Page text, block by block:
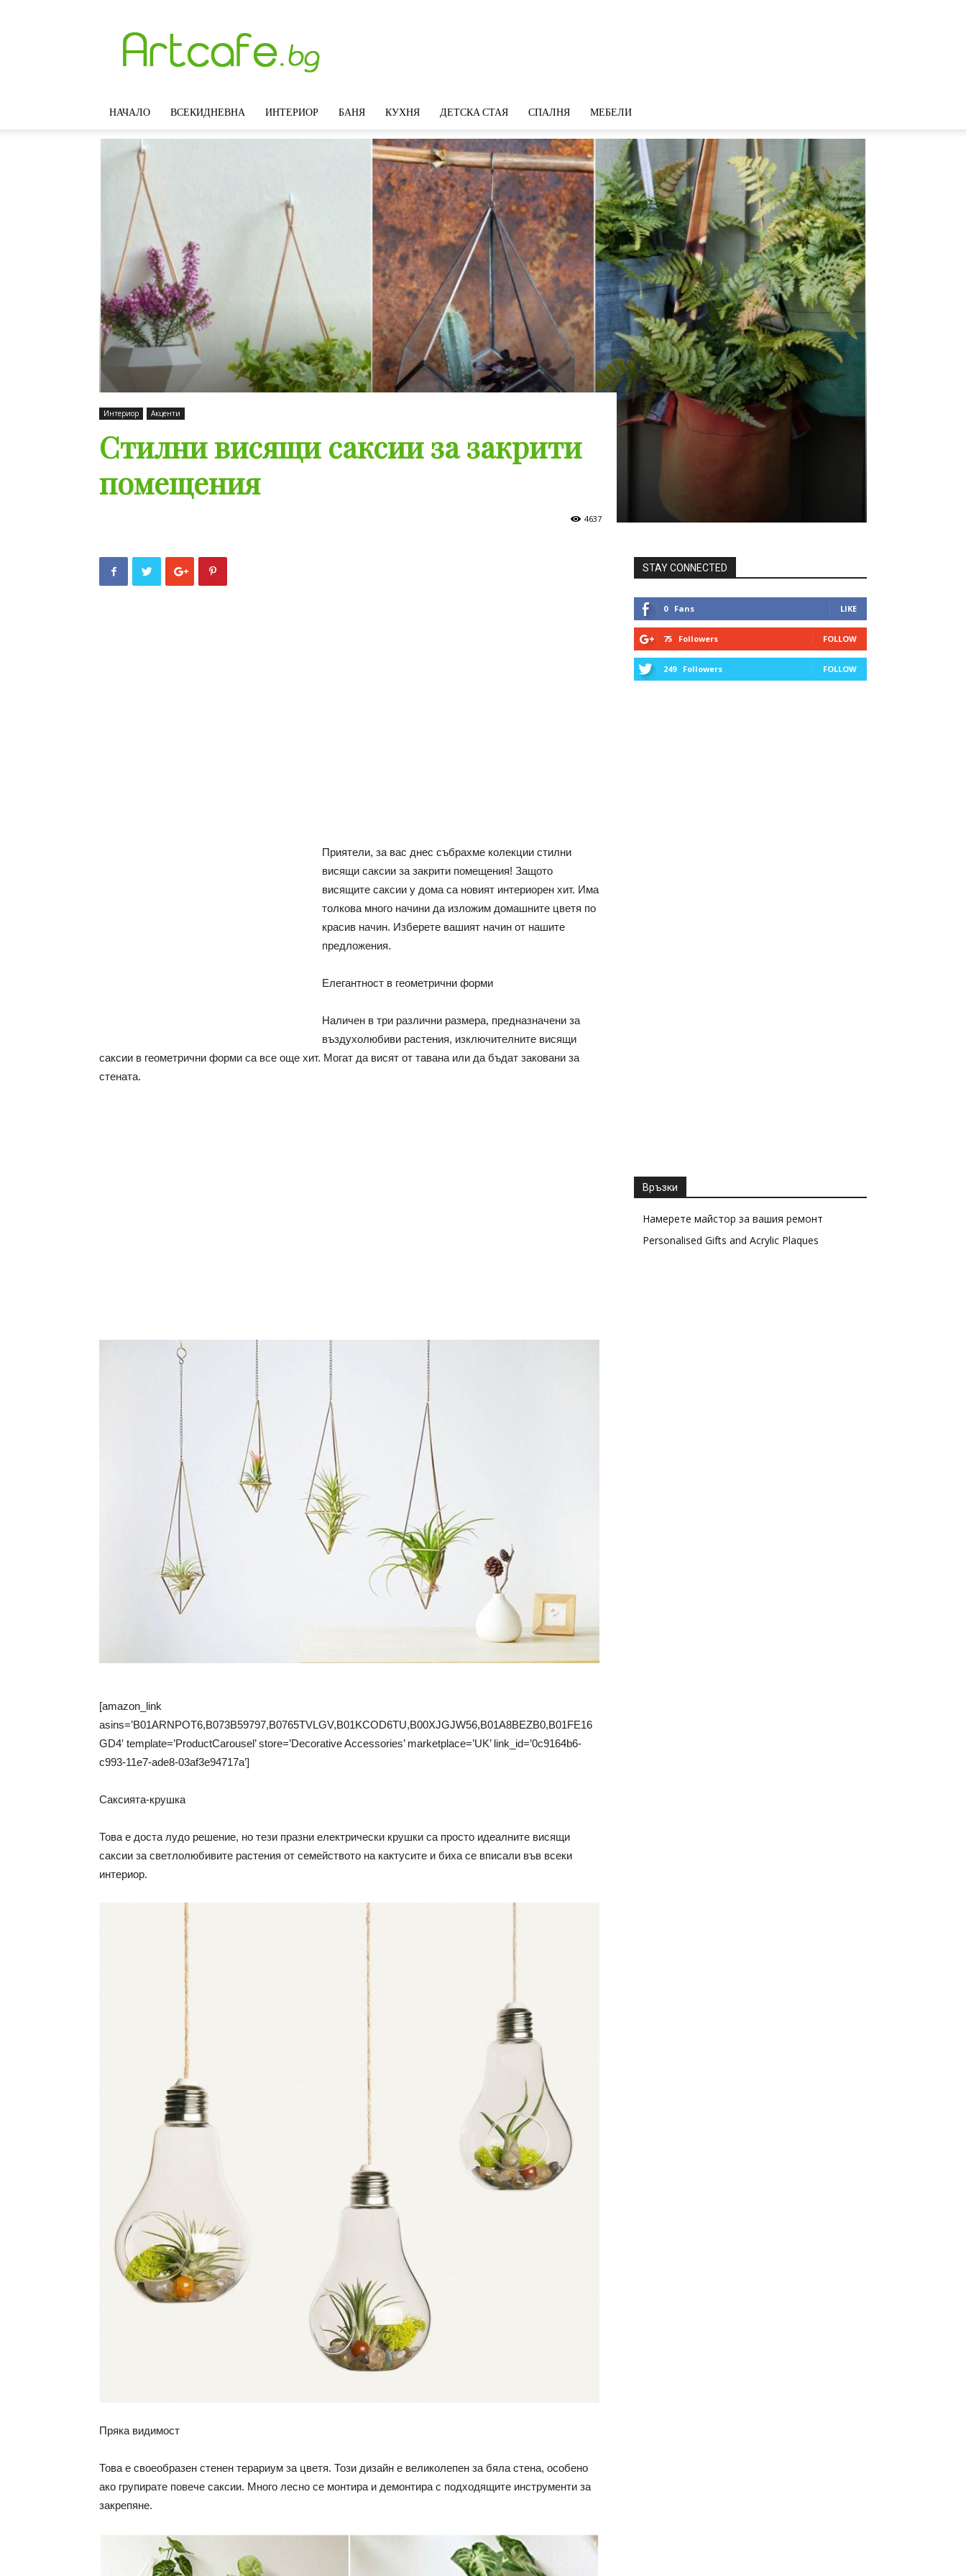
–
Модерни
дизайн,
и
декорация
на
дома
НАЧАЛО ВСЕКИДНЕВНА ИНТЕРИОР БАНЯ КУХНЯ ДЕТСКА СТАЯ СПАЛНЯ МЕБЕЛИ
Интериор Акценти
Стилни висящи саксии за закрити
помещения
4637
Приятели, за вас днес събрахме колекции стилни
висящи саксии за закрити помещения! Защото
висящите саксии у дома са новият интериорен хит. Има
толкова много начини да изложим домашните цветя по
красив начин. Изберете вашият начин от нашите
предложения.
Елегантност в геометрични форми
Наличен в три различни размера, предназначени за
въздухолюбиви растения, изключителните висящи
саксии в геометрични форми са все още хит. Могат да висят от тавана или да бъдат заковани за
стената.
[amazon_link
asins=’B01ARNPOT6,B073B59797,B0765TVLGV,B01KCOD6TU,B00XJGJW56,B01A8BEZB0,B01FE16
GD4′ template=’ProductCarousel’ store=’Decorative Accessories’ marketplace=’UK’ link_id=’0c9164b6-
c993-11e7-ade8-03af3e94717a’]
Саксията-крушка
Това е доста лудо решение, но тези празни електрически крушки са просто идеалните висящи
саксии за светлолюбивите растения от семейството на кактусите и биха се вписали във всеки
интериор.
Пряка видимост
Това е своеобразен стенен терариум за цветя. Този дизайн е великолепен за бяла стена, особено
ако групирате повече саксии. Много лесно се монтира и демонтира с подходящите инструменти за
закрепяне.
STAY CONNECTED
0 Fans LIKE
75 Followers FOLLOW
249 Followers FOLLOW
Връзки
Намерете майстор за вашия ремонт
Personalised Gifts and Acrylic Plaques